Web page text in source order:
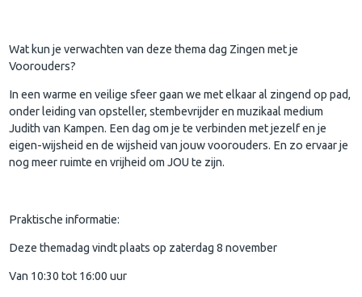
Wat kun je verwachten van deze thema dag Zingen met je
Voorouders?
In een warme en veilige sfeer gaan we met elkaar al zingend op pad,
onder leiding van opsteller, stembevrijder en muzikaal medium
Judith van Kampen. Een dag om je te verbinden met jezelf en je
eigen-wijsheid en de wijsheid van jouw voorouders. En zo ervaar je
nog meer ruimte en vrijheid om JOU te zijn.
Praktische informatie:
Deze themadag vindt plaats op zaterdag 8 november
Van 10:30 tot 16:00 uur